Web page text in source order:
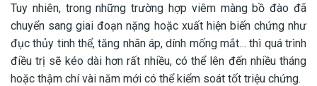
Tuy nhiên, trong những trường hợp viêm màng bồ đào đã
chuyển sang giai đoạn nặng hoặc xuất hiện biến chứng như
đục thủy tinh thể, tăng nhãn áp, dính mống mắt… thì quá trình
điều trị sẽ kéo dài hơn rất nhiều, có thể lên đến nhiều tháng
hoặc thậm chí vài năm mới có thể kiểm soát tốt triệu chứng.